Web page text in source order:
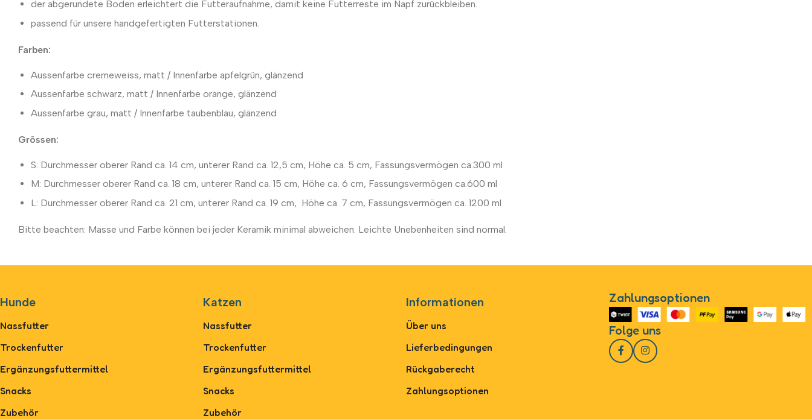
der abgerundete Boden erleichtert die Futteraufnahme, damit keine Futterreste im Napf zurückbleiben.
passend für unsere handgefertigten Futterstationen.
Farben:
Aussenfarbe cremeweiss, matt / Innenfarbe apfelgrün, glänzend
Aussenfarbe schwarz, matt / Innenfarbe orange, glänzend
Aussenfarbe grau, matt / Innenfarbe taubenblau, glänzend
Grössen:
S: Durchmesser oberer Rand ca. 14 cm, unterer Rand ca. 12,5 cm, Höhe ca. 5 cm, Fassungsvermögen ca.300 ml
M: Durchmesser oberer Rand ca. 18 cm, unterer Rand ca. 15 cm, Höhe ca. 6 cm, Fassungsvermögen ca.600 ml
L: Durchmesser oberer Rand ca. 21 cm, unterer Rand ca. 19 cm, Höhe ca. 7 cm, Fassungsvermögen ca. 1200 ml
Bitte beachten: Masse und Farbe können bei jeder Keramik minimal abweichen. Leichte Unebenheiten sind normal.
Hunde
Nassfutter
Trockenfutter
Ergänzungsfuttermittel
Snacks
Zubehör
Katzen
Nassfutter
Trockenfutter
Ergänzungsfuttermittel
Snacks
Zubehör
Informationen
Über uns
Lieferbedingungen
Rückgaberecht
Zahlungsoptionen
Zahlungsoptionen
Folge uns